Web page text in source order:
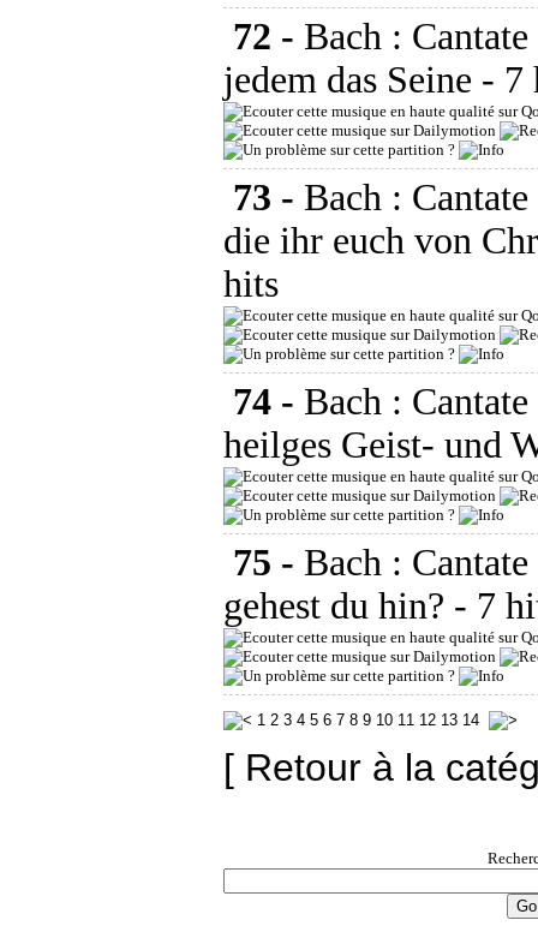
72 - Bach :
jedem das Seine - 7
73 - Bach :
die ihr euch von
hits
74 - Bach :
heilges Geist- und
75 - Bach :
gehest du hin? - 7
1 2 3 4 5 6 7 8 9 10 11 12 13 14
[ Retour à la